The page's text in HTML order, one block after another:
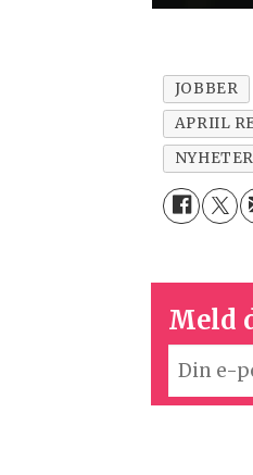
JOBBER
APRIIL
NYHETER
Meld